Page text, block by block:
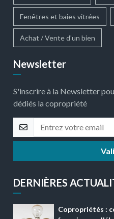
Fenêtres et baies vitrées
Achat / Vente d'un bien
Newsletter
S'inscrire à la Newsletter
dédiés la copropriété
DERNIÈRES
Copropriétés :